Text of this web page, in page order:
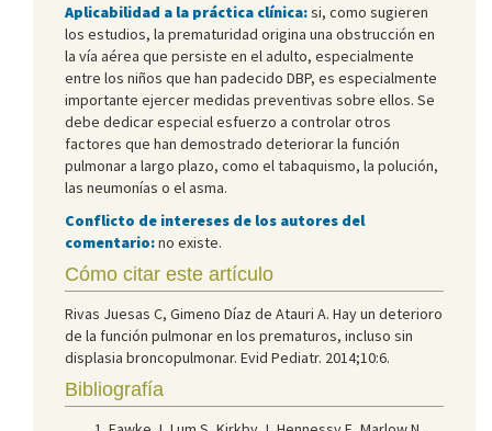
Aplicabilidad a la práctica clínica:si, como sugieren
los estudios, la prematuridad origina una obstrucción en
la vía aérea que persiste en el adulto, especialmente
entre los niños que han padecido DBP, es especialmente
importante ejercer medidas preventivas sobre ellos. Se
debe dedicar especial esfuerzo a controlar otros
factores que han demostrado deteriorar la función
pulmonar a largo plazo, como el tabaquismo, la polución,
las neumonías o el asma.
Conflicto de intereses de los autores del
comentario:no existe.
Cómo citar este artículo
Rivas Juesas C, Gimeno Díaz de Atauri A. Hay un deterioro
de la función pulmonar en los prematuros, incluso sin
displasia broncopulmonar. Evid Pediatr. 2014;10:6.
Bibliografía